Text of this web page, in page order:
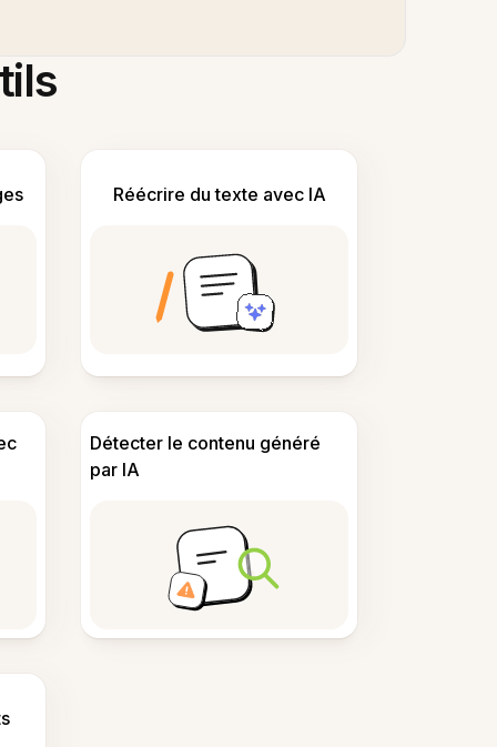
Réécrire du texte avec IA
Détecter le contenu généré
par IA